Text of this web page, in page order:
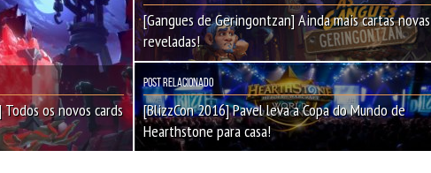
os novos cards
[Gangues de Geringontzan] Ainda mais cartas novas
reveladas!
Post Relacionado
[BlizzCon 2016] Pavel leva a Copa do Mundo de
Hearthstone para casa!